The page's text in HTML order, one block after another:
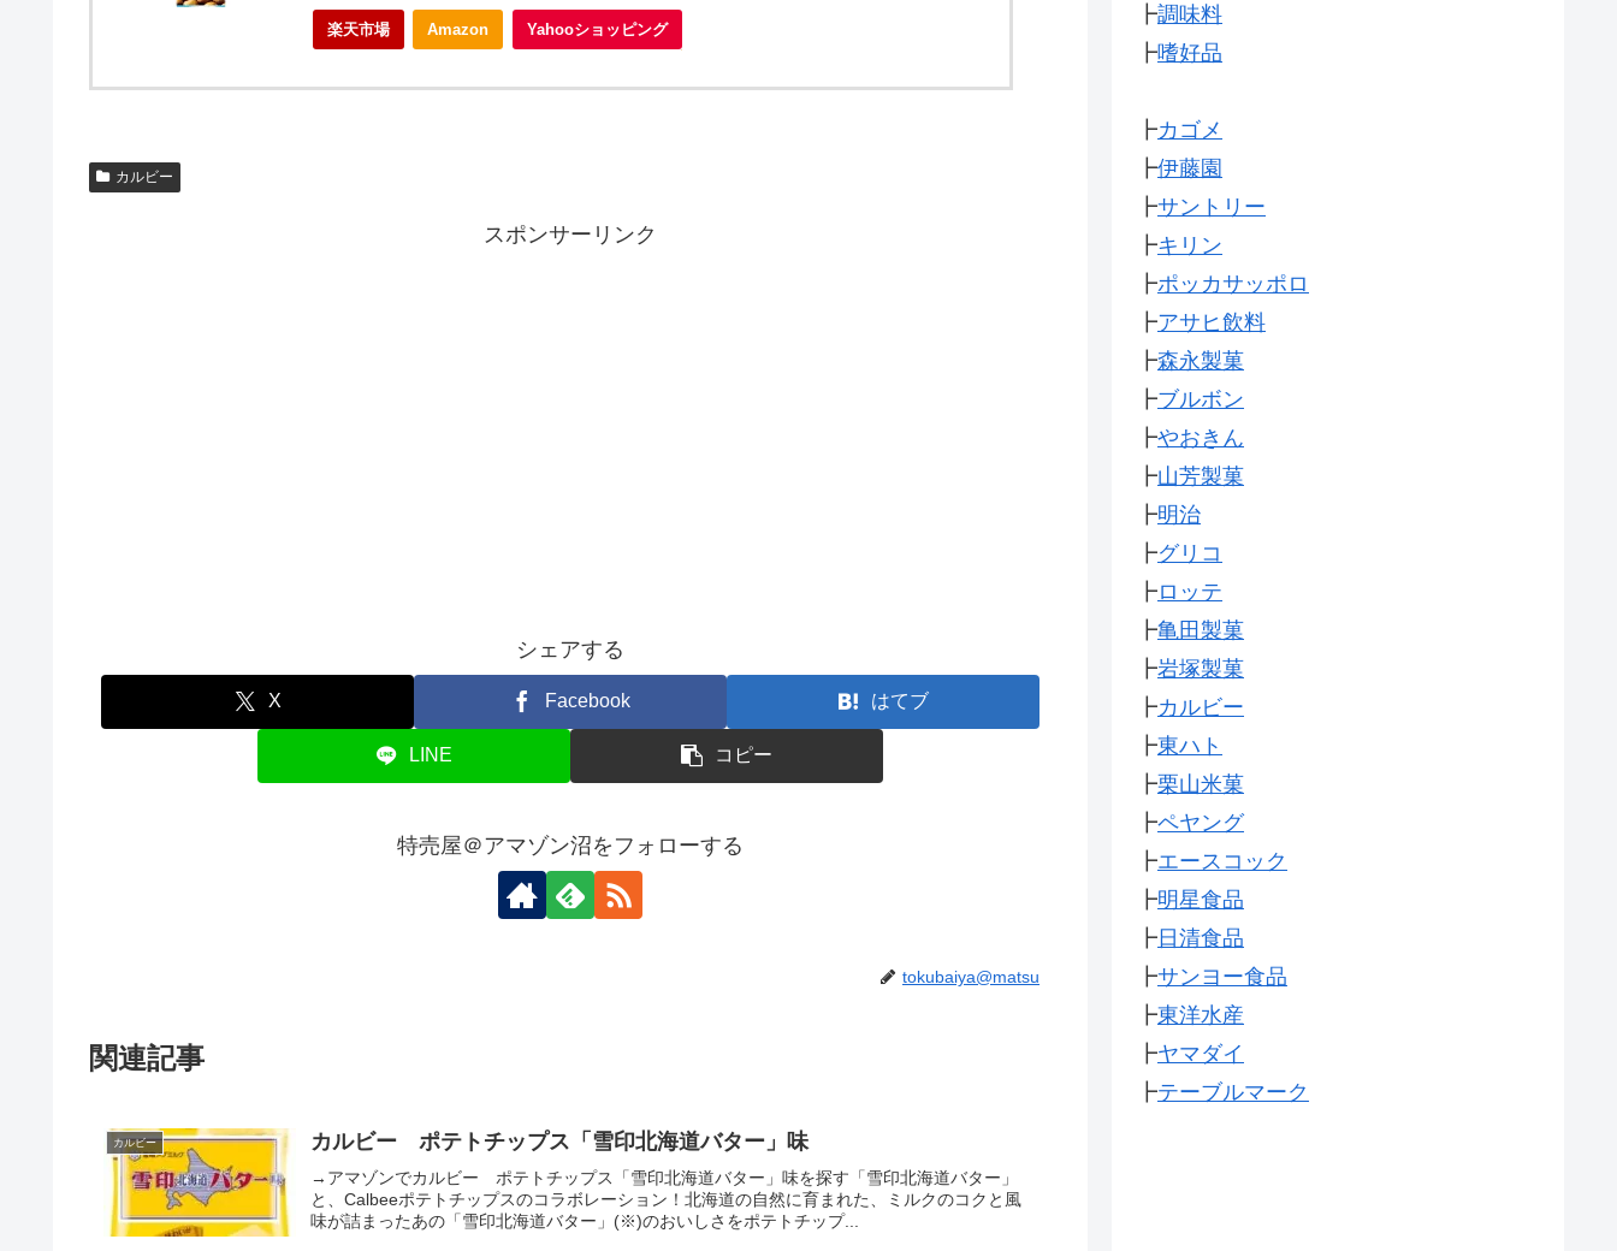
楽天市場 Amazon Yahooショッピング
カルビー
スポンサーリンク
シェアする
X Facebook はてブ
LINE コピー
特売屋＠アマゾン沼をフォローする
tokubaiya@matsu
関連記事
カルビー カルビー ポテトチップス「雪印北海道バター」味
→アマゾンでカルビー ポテトチップス「雪印北海道バター」味を探す「雪印北海道バター」
と、Calbeeポテトチップスのコラボレーション！北海道の自然に育まれた、ミルクのコクと風
味が詰まったあの「雪印北海道バター」(※)のおいしさをポテトチップ...
┣調味料
┣嗜好品
┣カゴメ
┣伊藤園
┣サントリー
┣キリン
┣ポッカサッポロ
┣アサヒ飲料
┣森永製菓
┣ブルボン
┣やおきん
┣山芳製菓
┣明治
┣グリコ
┣ロッテ
┣亀田製菓
┣岩塚製菓
┣カルビー
┣東ハト
┣栗山米菓
┣ペヤング
┣エースコック
┣明星食品
┣日清食品
┣サンヨー食品
┣東洋水産
┣ヤマダイ
┣テーブルマーク